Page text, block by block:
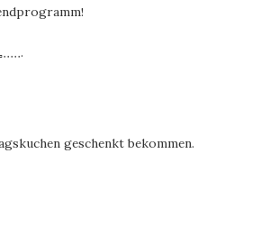
geschenkt bekommen.